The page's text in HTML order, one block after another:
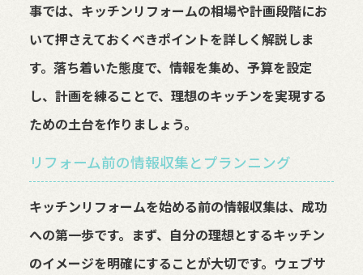
事では、キッチンリフォームの相場や計画段階にお
いて押さえておくべきポイントを詳しく解説しま
す。落ち着いた態度で、情報を集め、予算を設定
し、計画を練ることで、理想のキッチンを実現する
ための土台を作りましょう。
リフォーム前の情報収集とプランニング
キッチンリフォームを始める前の情報収集は、成功
への第一歩です。まず、自分の理想とするキッチン
のイメージを明確にすることが大切です。ウェブサ